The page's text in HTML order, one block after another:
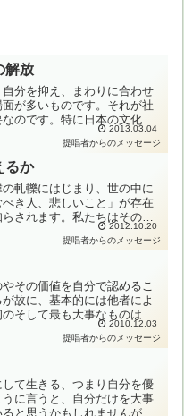
解放
分を抑え、まわりに合わせ
が多いものです。それが社
のです。特に日本の文化の
見の違いが人間的な対立に
2013.03.04
提唱者からのメッセージ
るか
軋轢にはじまり、世の中に
き人、悲しいこと」が存在
されます。私たちはそのよ
、その内容は多くの場合2012.10.20
提唱者からのメッセージ
その価値を自分で認めるこ
故に、基本的には他者によ
そして最も大事なものは親
自己確認です。子供時代に
2010.12.03
提唱者からのメッセージ
て生きる、つまり自分を優
に言うと、自分だけを大事
と思うかもしれませんが、